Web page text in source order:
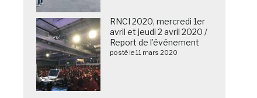
RNCI 2020, mercredi 1er
avril et jeudi 2 avril 2020 /
Report de l’événement
posté le 11 mars 2020